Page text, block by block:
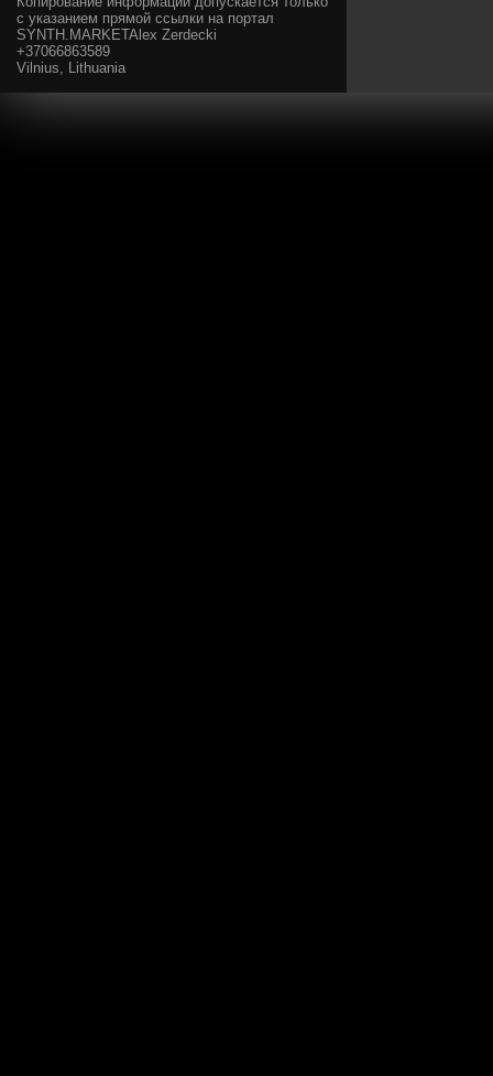
с указанием прямой ссылки на портал
SYNTH.MARKETAlex Zerdecki
+37066863589
Vilnius, Lithuania